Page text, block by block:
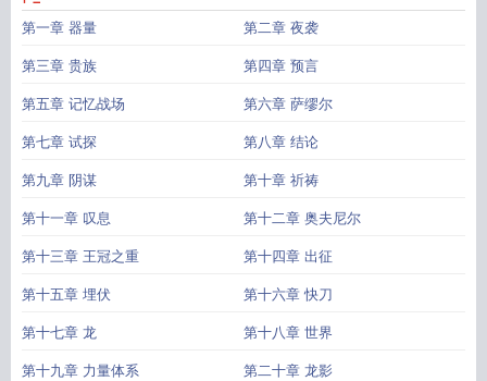
第一章 器量 第二章 夜袭
第三章 贵族 第四章 预言
第五章 记忆战场 第六章 萨缪尔
第七章 试探 第八章 结论
第九章 阴谋 第十章 祈祷
第十一章 叹息 第十二章 奥夫尼尔
第十三章 王冠之重 第十四章 出征
第十五章 埋伏 第十六章 快刀
第十七章 龙 第十八章 世界
第十九章 力量体系 第二十章 龙影